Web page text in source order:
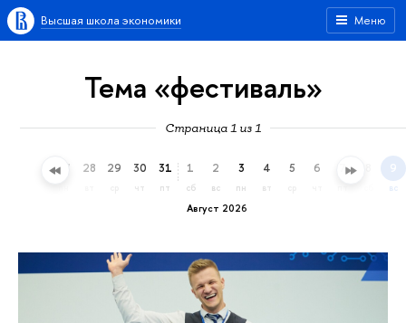
Меню
Высшая школа экономики
Тема «фестиваль»
Страница 1 из 1
27 28 29 30
чт
31
пт
Август 2026
1
сб
2
вс
3
пн
4
вт
5 6 7 9
вс